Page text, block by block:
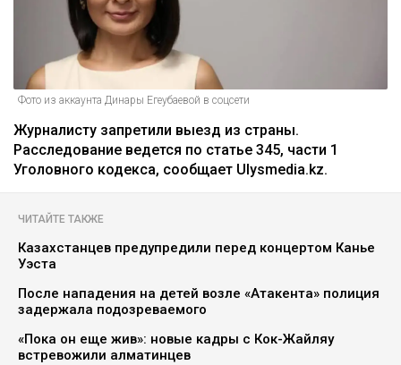
Фото из аккаунта Динары Егеубаевой в соцсети
Журналисту запретили выезд из страны.
Расследование ведется по статье 345, части 1
Уголовного кодекса, сообщает Ulysmedia.kz.
ЧИТАЙТЕ ТАКЖЕ
Казахстанцев предупредили перед концертом Канье
Уэста
После нападения на детей возле «Атакента» полиция
задержала подозреваемого
«Пока он еще жив»: новые кадры с Кок-Жайляу
встревожили алматинцев